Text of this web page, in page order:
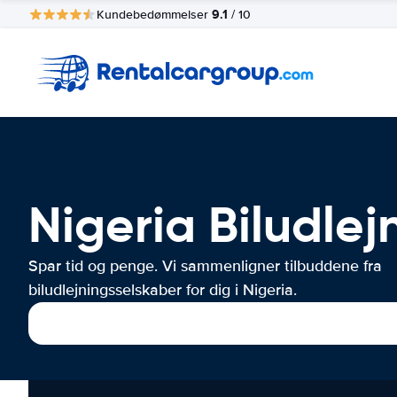
Kundebedømmelser 9.1 / 10
Nigeria
Spar tid og penge. Vi sammenligner tilbuddene fra
biludlejningsselskaber for dig i Nigeria.